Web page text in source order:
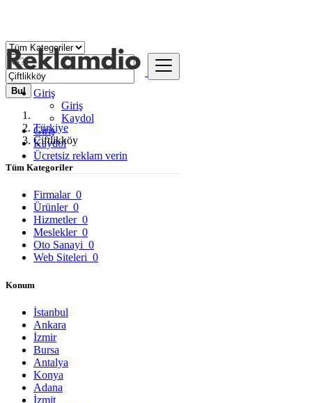
Giriş
Giriş
Kaydol
Giriş
Kaydol
Ücretsiz reklam verin
Bul
Türkiye
Çiftlikköy
Tüm Kategoriler
Firmalar 0
Ürünler 0
Hizmetler 0
Meslekler 0
Oto Sanayi 0
Web Siteleri 0
Konum
İstanbul
Ankara
İzmir
Bursa
Antalya
Konya
Adana
İzmit